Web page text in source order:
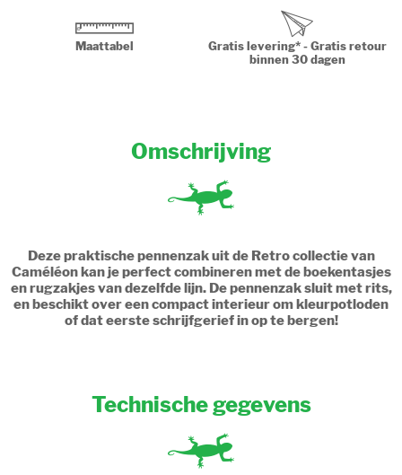
Maattabel
Gratis levering* - Gratis retour
binnen 30 dagen
Omschrijving
Deze praktische pennenzak uit de Retro collectie van
Caméléon kan je perfect combineren met de boekentasjes
en rugzakjes van dezelfde lijn. De pennenzak sluit met rits,
en beschikt over een compact interieur om kleurpotloden
of dat eerste schrijfgerief in op te bergen!
Technische gegevens